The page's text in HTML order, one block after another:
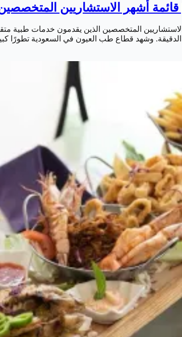
المتخصصين الذين يقدمون خدمات
الدقيقة. وشهد قطاع طب العيون في السعودية تطورًا